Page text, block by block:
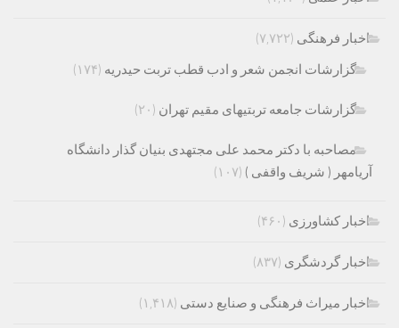
اخبار فرهنگی (۷,۷۲۲)
گزارشات انجمن شعر و ادب قطب تربت حیدریه (۱۷۴)
گزارشات جامعه تربتیهای مقیم تهران (۲۰)
مصاحبه با دکتر محمد علی مجتهدی بنیان گذار دانشگاه
آریامهر ( شریف واقفی ) (۱۰۷)
اخبار کشاورزی (۴۶۰)
اخبار گردشگری (۸۳۷)
اخبار میراث فرهنگی و صنایع دستی (۱,۴۱۸)